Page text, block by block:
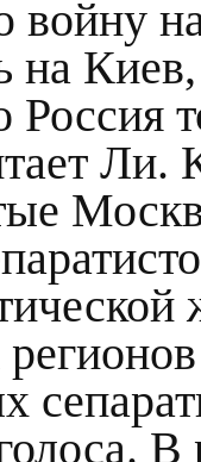
войну
на
Ли.
В